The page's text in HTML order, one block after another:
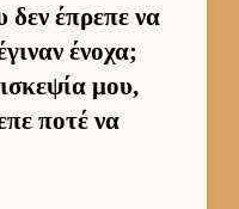
δεν έπρεπε να
ένοχα;
μου,
ποτέ να